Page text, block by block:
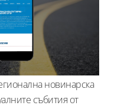
новинарска
събития от